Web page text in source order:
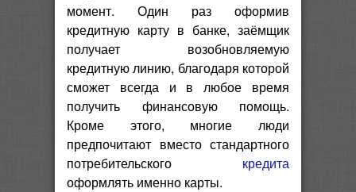
момент. Один раз оформив
кредитную карту в банке, заёмщик
получает возобновляемую
кредитную линию, благодаря которой
сможет всегда и в любое время
получить финансовую помощь.
Кроме этого, многие люди
предпочитают вместо стандартного
потребительского кредита
оформлять именно карты.